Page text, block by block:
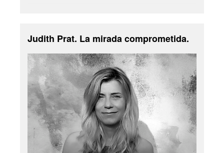
Judith Prat. La mirada comprometida.